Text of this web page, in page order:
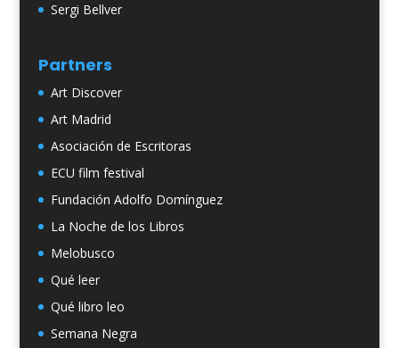
Sergi Bellver
Partners
Art Discover
Art Madrid
Asociación de Escritoras
ECU film festival
Fundación Adolfo Domínguez
La Noche de los Libros
Melobusco
Qué leer
Qué libro leo
Semana Negra